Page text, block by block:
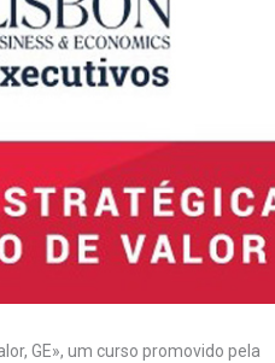
GE», um curso promovido pela